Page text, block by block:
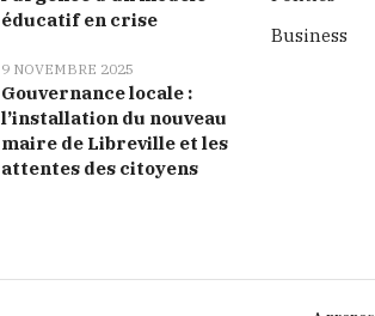
éducatif en crise
9 NOVEMBRE 2025
Gouvernance locale :
l’installation du nouveau
maire de Libreville et les
attentes des citoyens
Business